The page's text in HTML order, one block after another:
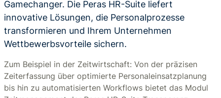
Gamechanger. Die Peras HR-Suite liefert
innovative Lösungen, die Personalprozesse
transformieren und Ihrem Unternehmen
Wettbewerbsvorteile sichern.
Zum Beispiel in der Zeitwirtschaft: Von der präzisen
Zeiterfassung über optimierte Personaleinsatzplanung
bis hin zu automatisierten Workflows bietet das Modul